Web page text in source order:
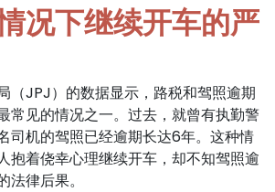
况下继续开车的严
（JPJ）的数据显示，路税和驾照逾期
常见的情况之一。过去，就曾有执勤警
司机的驾照已经逾期长达6年。这种情
抱着侥幸心理继续开车，却不知驾照逾
律后果。